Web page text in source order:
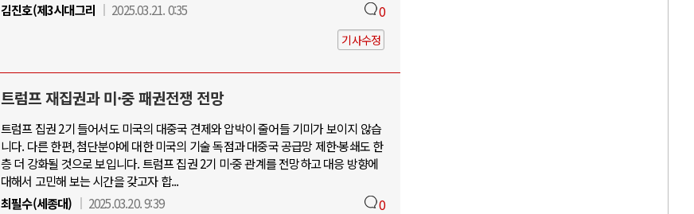
김진호(제3시대그리
2025.03.21. 0:35 0
기사수정
트럼프 재집권과 미·중 패권전쟁 전망
트럼프 집권 2기 들어서도 미국의 대중국 견제와 압박이 줄어들 기미가 보이지 않습
니다. 다른 한편, 첨단분야에 대한 미국의 기술 독점과 대중국 공급망 제한·봉쇄도 한
층 더 강화될 것으로 보입니다. 트럼프 집권 2기 미·중 관계를 전망하고 대응 방향에
대해서 고민해 보는 시간을 갖고자 합...
최필수(세종대)
2025.03.20. 9:39 0